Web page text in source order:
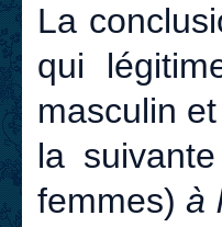
La
qui
masculin
la
femmes)à